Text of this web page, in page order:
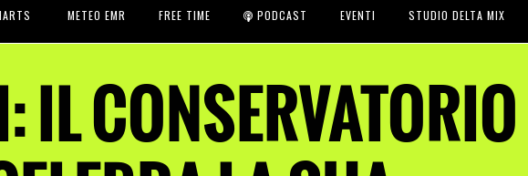
METEO EMR FREE TIME PODCAST EVENTI STUDIO DELTA MIX
IL